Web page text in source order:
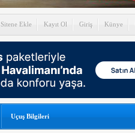
Sitene Ekle Kayıt Ol Giriş Künye
Uçuş Bilgileri